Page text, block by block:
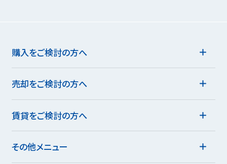
購入をご検討の方へ
売却をご検討の方へ
賃貸をご検討の方へ
その他メニュー